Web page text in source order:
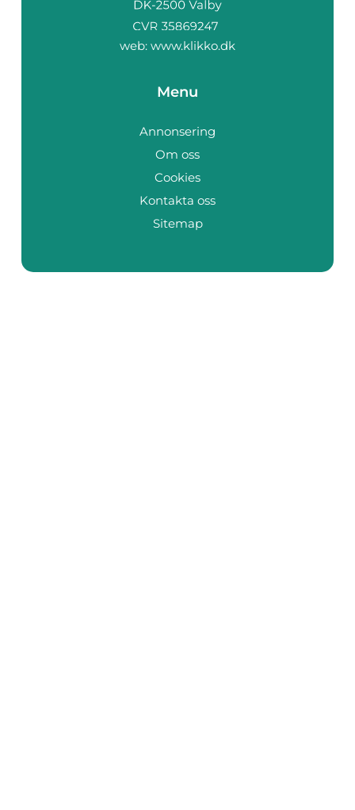
web: www.klikko.dk
Menu
Annonsering
Om oss
Cookies
Kontakta oss
Sitemap